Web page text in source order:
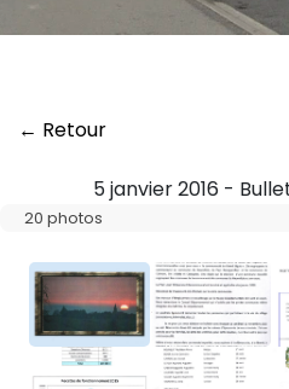
← Retour
5 janvier 2016 -
20 photos